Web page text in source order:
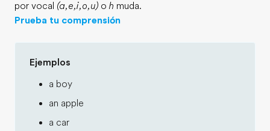
Trabajos
por vocal (a,e,i,o,u) o h muda.
Prueba tu comprensión
Ejemplos
a boy
an apple
a car